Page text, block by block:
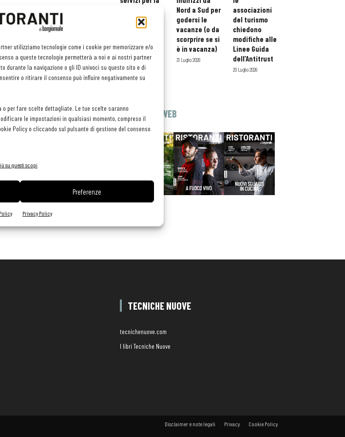
utilizziamo tecnologie come i cookie per memorizzare e/o
a queste tecnologie permetterà a noi e ai nostri partner
durante la navigazione o gli ID univoci su questo sito e di
o ritirare il consenso può influire negativamente su
per fare scelte dettagliate. Le tue scelte saranno
le impostazioni in qualsiasi momento, compreso il
Policy o cliccando sul pulsante di gestione del consenso
su questi scopi
Preferenze
Privacy Policy
orario esteso
e tessera
professionisti
HoReCa
29 Luglio 2026
Nord a Sud per
godersi le
vacanze (o da
scorprire se si
è in vacanza)
31 Luglio 2026
associazioni
del turismo
chiedono
modifiche alle
Linee Guida
dell’Antitrust
20 Luglio 2026
EDICOLA WEB
TECNICHE NUOVE
tecnichenuove.com
I libri Tecniche Nuove
Disclaimer e note legali Privacy Cookie Policy